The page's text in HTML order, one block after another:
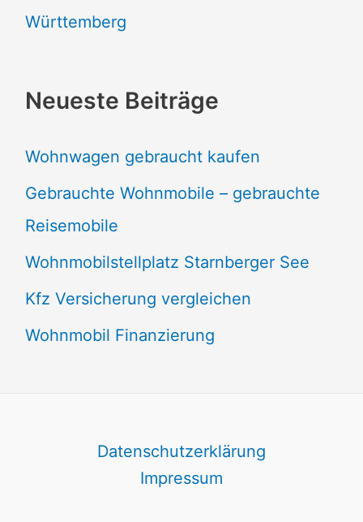
Württemberg
Neueste Beiträge
Wohnwagen gebraucht kaufen
Gebrauchte Wohnmobile – gebrauchte
Reisemobile
Wohnmobilstellplatz Starnberger See
Kfz Versicherung vergleichen
Wohnmobil Finanzierung
Datenschutzerklärung
Impressum